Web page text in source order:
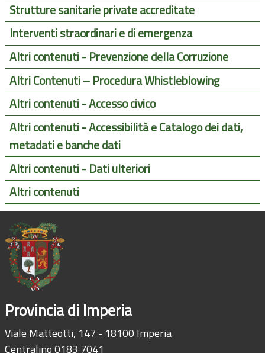
Strutture sanitarie private accreditate
Interventi straordinari e di emergenza
Altri contenuti - Prevenzione della Corruzione
Altri Contenuti – Procedura Whistleblowing
Altri contenuti - Accesso civico
Altri contenuti - Accessibilità e Catalogo dei dati,
metadati e banche dati
Altri contenuti - Dati ulteriori
Altri contenuti
Provincia di Imperia
Viale Matteotti, 147 - 18100 Imperia
Centralino 0183 7041